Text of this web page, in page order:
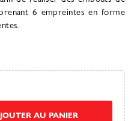
6 empreintes en forme
AU PANIER